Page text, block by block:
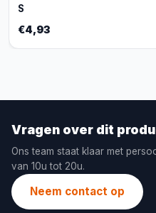
S
€4,93
Vragen over dit
Ons team staat klaar met
van 10u tot 20u.
Neem contact op